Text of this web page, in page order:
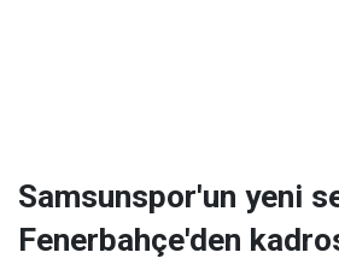
Samsunspor'un yeni
Fenerbahçe'den